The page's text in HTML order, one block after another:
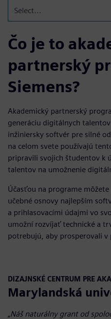
Select...
Čo je to
partnerský
Siemens?
Akademický partnerský
generáciu digitálnych
inžiniersky softvér pre silné
na celom svete používajú
pripravili svojich študentov k
talentov na umožnenie
Účasťou na programe
učebné osnovy najlepším
a prihlasovacími údajmi vo
umožní rozvíjať technické a
potrebujú, aby prosperovali v
DIZAJNSKÉ CENTRUM PRE
Marylandská
„Náš naturálny grant od